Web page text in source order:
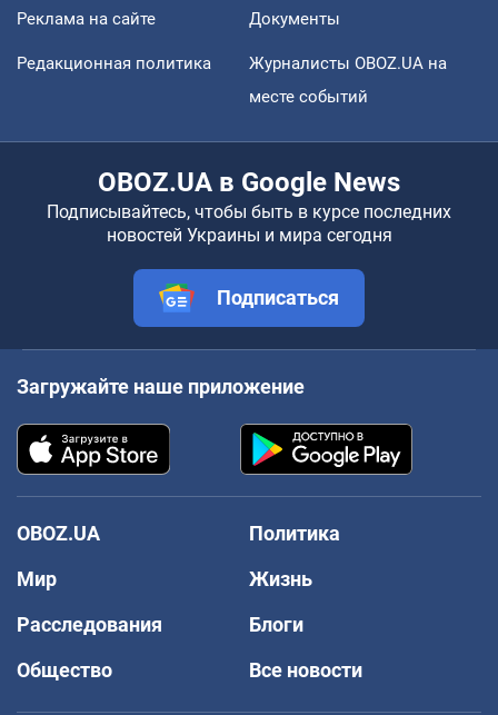
Реклама на сайте Документы
Редакционная политика
Журналисты OBOZ.UA на
месте событий
OBOZ.UA в Google News
Подписывайтесь, чтобы быть в курсе последних
новостей Украины и мира сегодня
Подписаться
Загружайте наше приложение
OBOZ.UA
Политика
Мир
Жизнь
Расследования
Блоги
Общество
Все новости